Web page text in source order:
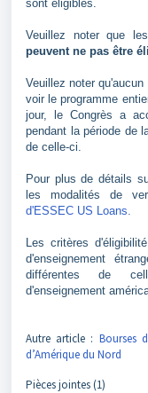
sont éligibles.
Veuillez noter que
peuvent ne pas être
Veuillez noter
voir le programme
jour, le Congrès a
pendant la période de
de celle-ci.
Pour plus de détails
les modalités de
d'ESSEC US Loans.
Les critères
d'enseignement
différentes de
d'enseignement
Autre article : Bourses
d’Amérique du Nord
Pièces jointes (1)